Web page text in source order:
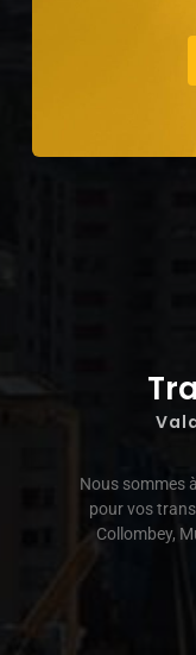
Nous sommes
pour vos
Collombey,